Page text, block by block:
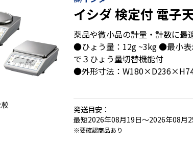
イシダ 検定付 電子
薬品や微小品の計量・計数に最
●ひょう量：12g ~3kg ●最小
で３ひょう量切替機能付
●外形寸法：
・全機種、正確性と安定性を追
・重量モード・個数モードで、
発送目安：
最短2026年08月19日～2026年08月
※要確認商品あり